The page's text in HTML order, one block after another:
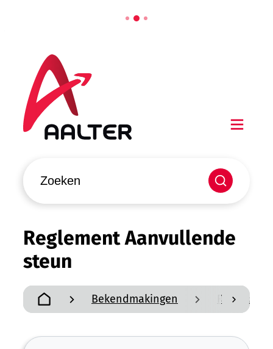
Aalter
Zoeken
Reglement Aanvullende
steun
scroll
Startpagina
Bekendmakingen